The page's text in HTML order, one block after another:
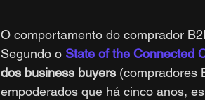
O comportamento do comprador
Segundo o State of the Connected
dos business buyers (compradores
empoderados que há cinco anos,